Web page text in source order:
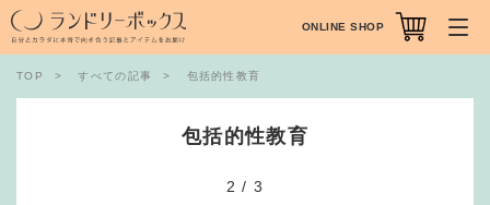
TOP すべての記事 包括的性教育
包括的性教育
2 / 3
ONLINE SHOP